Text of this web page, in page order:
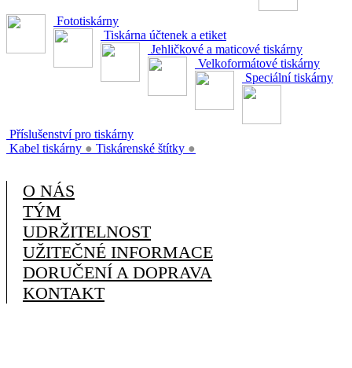
Fototiskárny
Tiskárna účtenek a etiket
Jehličkové a maticové tiskárny
Velkoformátové tiskárny
Speciální tiskárny
Příslušenství pro tiskárny
Kabel tiskárny ● Tiskárenské štítky ●
O NÁS
TÝM
UDRŽITELNOST
UŽITEČNÉ INFORMACE
DORUČENÍ A DOPRAVA
KONTAKT